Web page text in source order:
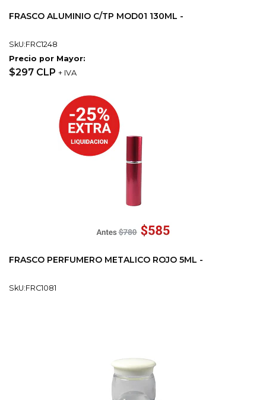
FRASCO ALUMINIO C/TP MOD01 130ML -
SkU:FRC1248
Precio por Mayor:
$297 CLP + IVA
FRASCO PERFUMERO METALICO ROJO 5ML -
SkU:FRC1081